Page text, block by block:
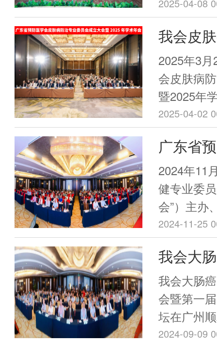
主办，广
院、广州
（清远市
与感染检
远市丁香
会议采用
2025-04-08
我会皮
成立大
会顺利
2025年3
会皮肤病
暨2025年
召开，我
方医科大
专家陈永
纪念医院
席会议，
见证了广
治专业委
会”）的诞
2025-04-02
广东省
专委会
发展论
2024年11
健专业委
会”）主办
女儿童医
儿童健康
开。
2024-11-25
我会大
成立大
道早癌
我会大肠
会暨第一
坛在广州
会长姚志
2024-09-09